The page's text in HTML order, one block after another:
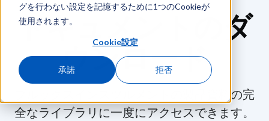
グを行わない設定を記憶するために1つのCookieが
使用されます。
Cookie設定
承諾 拒否
ドキュメントのダ
ウンロード
ブルックスインスツルメントの製品資料の完
全なライブラリに一度にアクセスできます。